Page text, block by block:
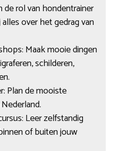
de rol van hondentrainer
over het gedrag van
Maak mooie dingen
schilderen,
Plan de mooiste
Leer zelfstandig
of buiten jouw